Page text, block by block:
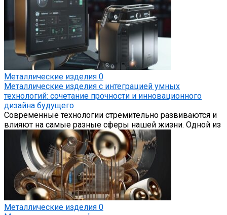
Металлические изделия 0
Металлические изделия с интеграцией умных
технологий: сочетание прочности и инновационного
дизайна будущего
Современные технологии стремительно развиваются и
влияют на самые разные сферы нашей жизни. Одной из
Металлические изделия 0